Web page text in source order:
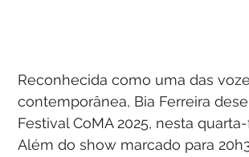
Reconhecida como uma das
contemporânea, Bia Ferreira
Festival CoMA 2025, nesta
Além do show marcado para